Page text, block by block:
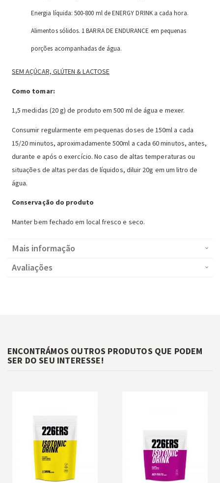
Energia líquida: 500-800 ml de ENERGY DRINK a cada hora.
Alimentos sólidos. 1 BARRA DE ENDURANCE em pequenas
porções acompanhadas de água.
SEM AÇÚCAR, GLÚTEN & LACTOSE
Como tomar:
1,5 medidas (20 g) de produto em 500 ml de água e mexer.
Consumir regularmente em pequenas doses de 150ml a cada
15/20 minutos, aproximadamente 500ml a cada 60 minutos, antes,
durante e após o exercício. No caso de altas temperaturas ou
situações de altas perdas de líquidos, diluir 20g em um litro de
água.
Conservação do produto
Manter bem fechado em local fresco e seco.
Mais informação
Avaliações
ENCONTRÁMOS OUTROS PRODUTOS QUE PODEM
SER DO SEU INTERESSE!